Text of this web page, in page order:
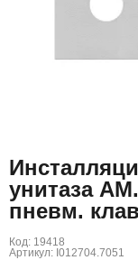
унитаза
пневм.
Код: 19418
Артикул: I012704.7051